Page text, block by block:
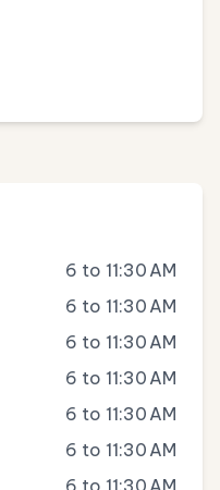
6 to 11:30 AM
6 to 11:30 AM
6 to 11:30 AM
6 to 11:30 AM
6 to 11:30 AM
6 to 11:30 AM
6 to 11:30 AM